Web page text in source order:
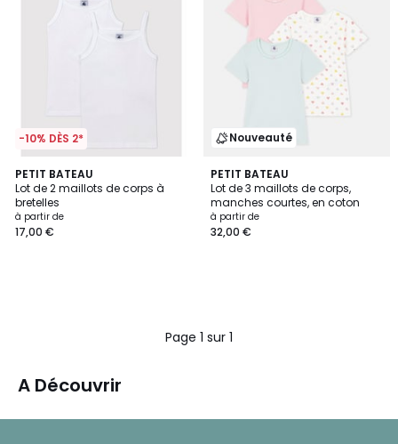
-10% DÈS 2*
PETIT BATEAU
Lot de 2 maillots de corps à
bretelles
à partir de
17,00 €
Nouveauté
PETIT BATEAU
Lot de 3 maillots de corps,
manches courtes, en coton
à partir de
32,00 €
Page 1 sur 1
A Découvrir